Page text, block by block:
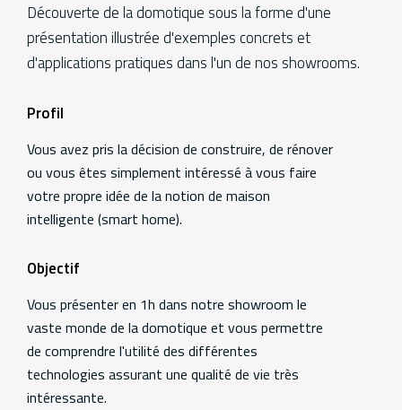
Découverte de la domotique sous la forme d'une
présentation illustrée d'exemples concrets et
d'applications pratiques dans l'un de nos showrooms.
Formations
Profil
Vous avez pris la décision de construire, de rénover
ou vous êtes simplement intéressé à vous faire
votre propre idée de la notion de maison
intelligente (smart home).
Objectif
Vous présenter en 1h dans notre showroom le
vaste monde de la domotique et vous permettre
de comprendre l'utilité des différentes
technologies assurant une qualité de vie très
intéressante.